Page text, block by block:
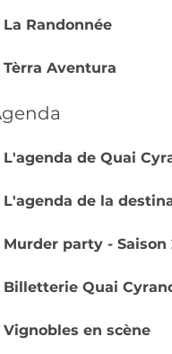
La Randonnée
Tèrra Aventura
L'agenda de Quai
L'agenda de la
Murder party - Saison
Billetterie Quai
Vignobles en scène
?
stage
-
RGAA